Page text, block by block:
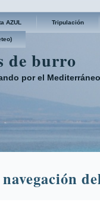
AZUL Tripulación
de burro
por el Mediterráneo